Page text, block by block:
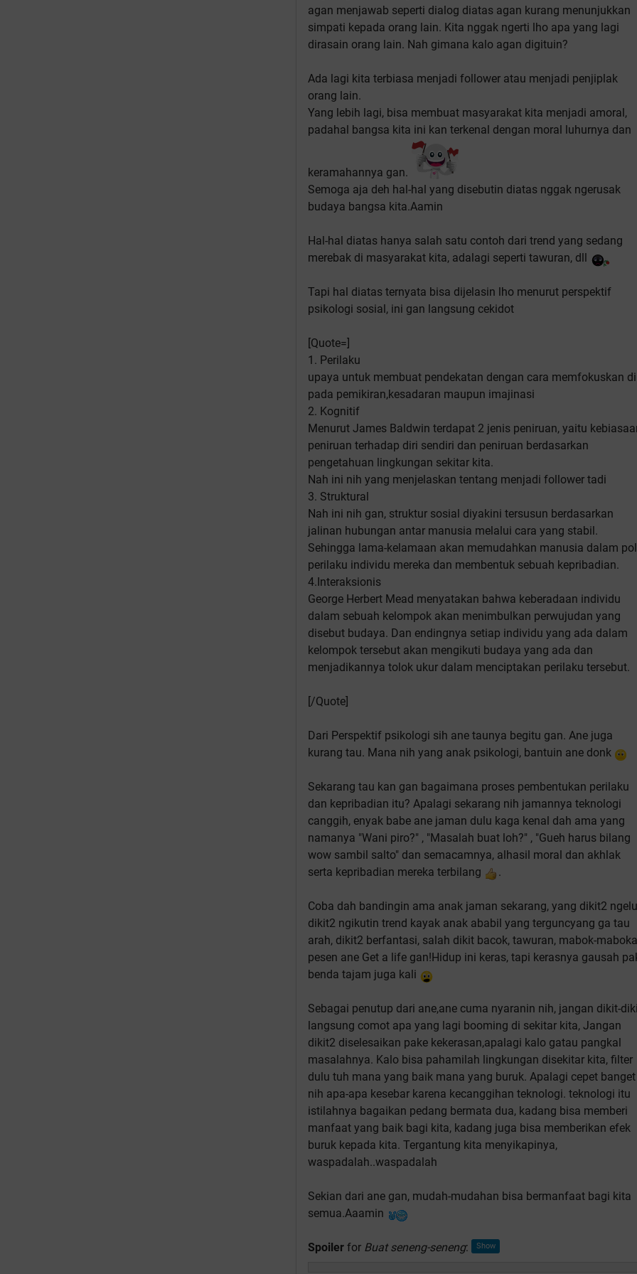
agan menjawab seperti dialog diatas agan kurang menunjukkan
simpati kepada orang lain. Kita nggak ngerti lho apa yang lagi
dirasain orang lain. Nah gimana kalo agan digituin?
Ada lagi kita terbiasa menjadi follower atau menjadi penjiplak
orang lain.
Yang lebih lagi, bisa membuat masyarakat kita menjadi amoral,
padahal bangsa kita ini kan terkenal dengan moral luhurnya dan
keramahannya gan.
Semoga aja deh hal-hal yang disebutin diatas nggak ngerusak
budaya bangsa kita.Aamin
Hal-hal diatas hanya salah satu contoh dari trend yang sedang
merebak di masyarakat kita, adalagi seperti tawuran, dll
Tapi hal diatas ternyata bisa dijelasin lho menurut perspektif
psikologi sosial, ini gan langsung cekidot
[Quote=]
1. Perilaku
upaya untuk membuat pendekatan dengan cara memfokuskan
pada pemikiran,kesadaran maupun imajinasi
2. Kognitif
Menurut James Baldwin terdapat 2 jenis peniruan, yaitu
peniruan terhadap diri sendiri dan peniruan berdasarkan
pengetahuan lingkungan sekitar kita.
Nah ini nih yang menjelaskan tentang menjadi follower tadi
3. Struktural
Nah ini nih gan, struktur sosial diyakini tersusun berdasarkan
jalinan hubungan antar manusia melalui cara yang stabil.
Sehingga lama-kelamaan akan memudahkan manusia dalam
perilaku individu mereka dan membentuk sebuah kepribadian.
4.Interaksionis
George Herbert Mead menyatakan bahwa keberadaan individu
dalam sebuah kelompok akan menimbulkan perwujudan yang
disebut budaya. Dan endingnya setiap individu yang ada dalam
kelompok tersebut akan mengikuti budaya yang ada dan
menjadikannya tolok ukur dalam menciptakan perilaku tersebut.
[/Quote]
Dari Perspektif psikologi sih ane taunya begitu gan. Ane juga
kurang tau. Mana nih yang anak psikologi, bantuin ane donk
Sekarang tau kan gan bagaimana proses pembentukan perilaku
dan kepribadian itu? Apalagi sekarang nih jamannya teknologi
canggih, enyak babe ane jaman dulu kaga kenal dah ama yang
namanya "Wani piro?" , "Masalah buat loh?" , "Gueh harus bilang
wow sambil salto" dan semacamnya, alhasil moral dan akhlak
serta kepribadian mereka terbilang
.
Coba dah bandingin ama anak jaman sekarang, yang dikit2
dikit2 ngikutin trend kayak anak ababil yang terguncyang ga tau
arah, dikit2 berfantasi, salah dikit bacok, tawuran, mabok-
pesen ane Get a life gan!Hidup ini keras, tapi kerasnya gausah
benda tajam juga kali
Sebagai penutup dari ane,ane cuma nyaranin nih, jangan dikit-
langsung comot apa yang lagi booming di sekitar kita, Jangan
dikit2 diselesaikan pake kekerasan,apalagi kalo gatau pangkal
masalahnya. Kalo bisa pahamilah lingkungan disekitar kita, filter
dulu tuh mana yang baik mana yang buruk. Apalagi cepet banget
nih apa-apa kesebar karena kecanggihan teknologi. teknologi itu
istilahnya bagaikan pedang bermata dua, kadang bisa memberi
manfaat yang baik bagi kita, kadang juga bisa memberikan efek
buruk kepada kita. Tergantung kita menyikapinya,
waspadalah..waspadalah
Sekian dari ane gan, mudah-mudahan bisa bermanfaat bagi kita
semua.Aaamin
Spoiler for Buat seneng-seneng: